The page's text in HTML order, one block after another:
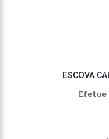
ESCOVA
Efetue